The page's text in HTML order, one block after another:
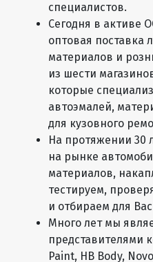
специалистов.
Сегодня в активе
оптовая поставка
материалов и
из шести
которые
автоэмалей,
для кузовного
На протяжении 30
на рынке
материалов,
тестируем,
и отбираем для
Много лет мы
представителями
Paint, HB Body,